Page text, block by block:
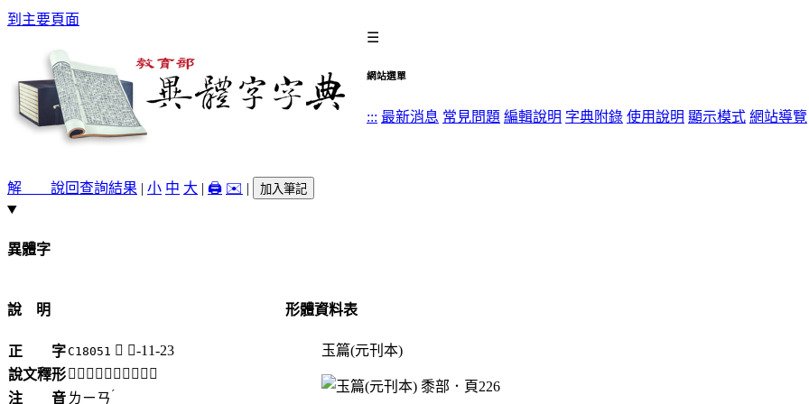
到主要頁面
☰
網站選單
::: 最新消息 常見問題 編輯說明 字典附錄 使用說明 顯示模式 網站導覽
解 說回查詢結果 | 小 中 大 | 🖨️ ✉️ | 加入筆記
異體字
說 明
正 字C18051 𪐍 黍-11-23
說文釋形 「𪐍」《說文》不錄。
注 音 ㄌㄧㄢ ˊ
形體資料表
玉篇(元刊本)